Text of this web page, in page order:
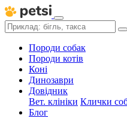
Породи собак
Породи котів
Коні
Динозаври
Довідник
Вет. клініки Клички
Блог